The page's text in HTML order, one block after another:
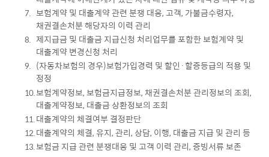
보험계약 및 대출계약 관련 분쟁 대응, 고객, 가불금수령자,
채권결손처분 해당자의 이력 관리
제지급금 및 대출금 지급신청 처리업무를 포함한 보험계약 및
대출계약 변경신청 처리
(자동차보험의 경우)보험가입경력 및 할인·할증등급의 적용 및
정정
보험계약정보, 보험금지급정보, 채권결손처분 관리정보의 조회,
대출계약정보, 대출금 상환정보의 조회
대출계약의 체결여부 결정판단
대출계약의 체결, 유지, 관리, 상담, 이행, 대출금 지급 및 관리 등
보험금 지급 관련 분쟁대응 및 고객 이력 관리, 증빙서류 보존